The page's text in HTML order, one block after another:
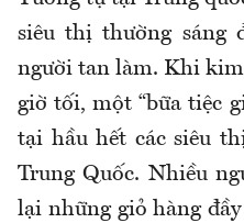
siêu thịthườngsáng
người tan làm. Khi
giờ tối, một “bữa tiệc
tại hầu hết các siêu
Trung Quốc. Nhiều
lại những giỏ hàng